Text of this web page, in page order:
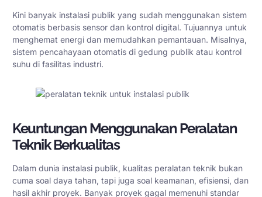
Kini banyak instalasi publik yang sudah menggunakan sistem
otomatis berbasis sensor dan kontrol digital. Tujuannya untuk
menghemat energi dan memudahkan pemantauan. Misalnya,
sistem pencahayaan otomatis di gedung publik atau kontrol
suhu di fasilitas industri.
Keuntungan Menggunakan Peralatan
Teknik Berkualitas
Dalam dunia instalasi publik, kualitas peralatan teknik bukan
cuma soal daya tahan, tapi juga soal keamanan, efisiensi, dan
hasil akhir proyek. Banyak proyek gagal memenuhi standar